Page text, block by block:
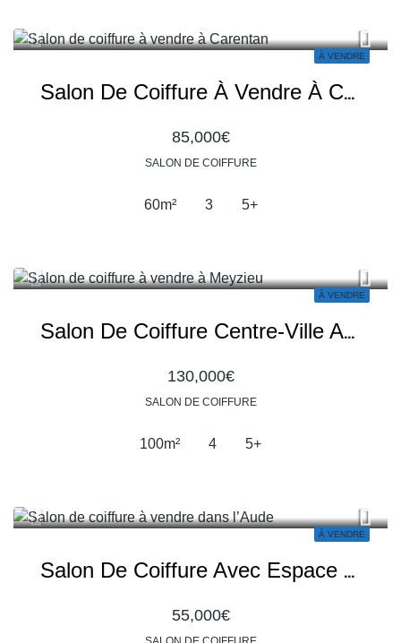
À VENDRE
Salon De Coiffure À Vendre À Carentan En Galerie Marchande
85,000€
SALON DE COIFFURE
60m² 3 5+
À VENDRE
Salon De Coiffure Centre-Ville Avec Clientèle Fidèle Et Fort Potentiel À Meyzieu
130,000€
SALON DE COIFFURE
100m² 4 5+
À VENDRE
Salon De Coiffure Avec Espace Barbier Dans L’Aude
55,000€